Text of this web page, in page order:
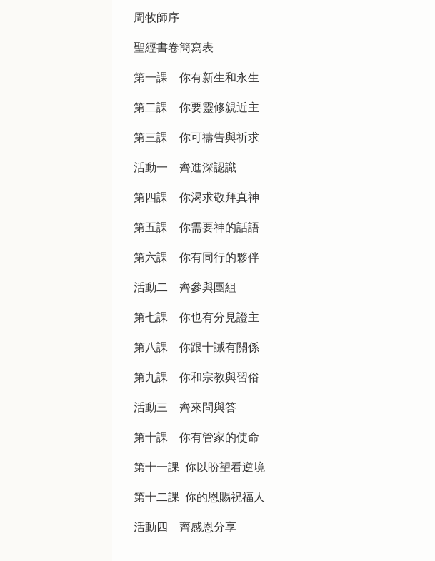
周牧師序
聖經書卷簡寫表
第一課 你有新生和永生
第二課 你要靈修親近主
第三課 你可禱告與祈求
活動一 齊進深認識
第四課 你渴求敬拜真神
第五課 你需要神的話語
第六課 你有同行的夥伴
活動二 齊參與團組
第七課 你也有分見證主
第八課 你跟十誡有關係
第九課 你和宗教與習俗
活動三 齊來問與答
第十課 你有管家的使命
第十一課 你以盼望看逆境
第十二課 你的恩賜祝福人
活動四 齊感恩分享